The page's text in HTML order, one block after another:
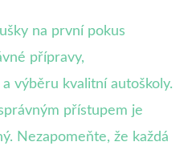
na první pokus
přípravy,
výběru kvalitní autoškoly.
přístupem je
Nezapomeňte, že každá